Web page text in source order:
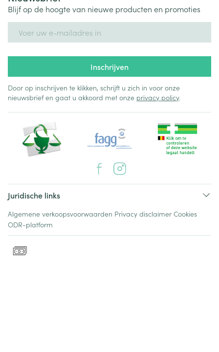
Blijf op de hoogte van nieuwe producten en promoties
Inschrijven
Door op inschrijven te klikken, schrijft u zich in voor onze
nieuwsbrief en gaat u akkoord met onze privacy policy.
Juridische links
Algemene verkoopsvoorwaarden Privacy disclaimer Cookies
ODR-platform